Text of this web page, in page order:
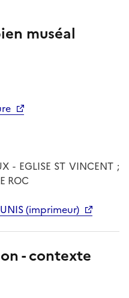
muséal
- EGLISE ST VINCENT ;
ROC
(imprimeur)
- contexte